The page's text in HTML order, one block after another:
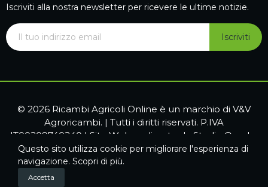
Iscriviti alla nostra newsletter per ricevere le ultime notizie.
Iscriviti
© 2026 Ricambi Agricoli Online è un marchio di V&V
Agroricambi. | Tutti i diritti riservati. P.IVA
IT00209740240 | Sito Web realizzato da Studio Quadra
Questo sito utilizza cookie per migliorare l'esperienza di
navigazione. Scopri di più.
Accetta